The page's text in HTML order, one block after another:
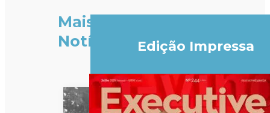
Mais
Notícias
Edição Impressa